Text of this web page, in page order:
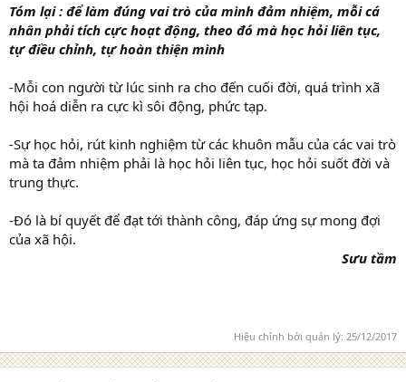
Tóm lại : để làm đúng vai trò của mình đảm nhiệm, mỗi cá
nhân phải tích cực hoạt động, theo đó mà học hỏi liên tục,
tự điều chỉnh, tự hoàn thiện mình
-Mỗi con người từ lúc sinh ra cho đến cuối đời, quá trình xã
hội hoá diễn ra cực kì sôi động, phức tạp.
-Sự học hỏi, rút kinh nghiệm từ các khuôn mẫu của các vai trò
mà ta đảm nhiệm phải là học hỏi liên tục, học hỏi suốt đời và
trung thực.
-Đó là bí quyết để đạt tới thành công, đáp ứng sự mong đợi
của xã hội.
Sưu tầm
Hiệu chỉnh bởi quản lý: 25/12/2017